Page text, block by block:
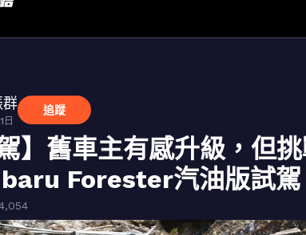
群
日
追蹤
駕】舊車主有感升級，但
Forester汽油版試駕